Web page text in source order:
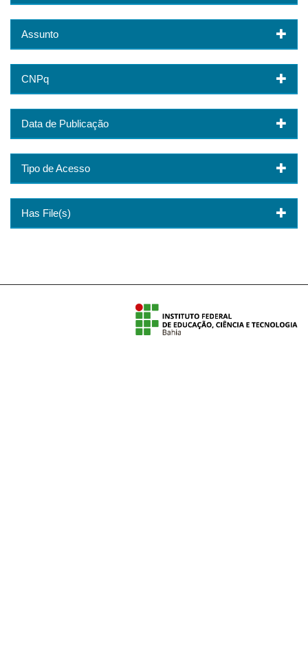
Assunto
CNPq
Data de Publicação
Tipo de Acesso
Has File(s)